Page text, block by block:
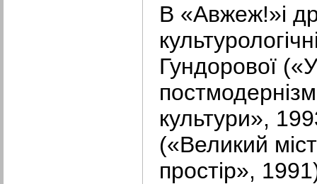
В «Авжеж!»і
Гундорової
культури»,
(«Великий
простір»,